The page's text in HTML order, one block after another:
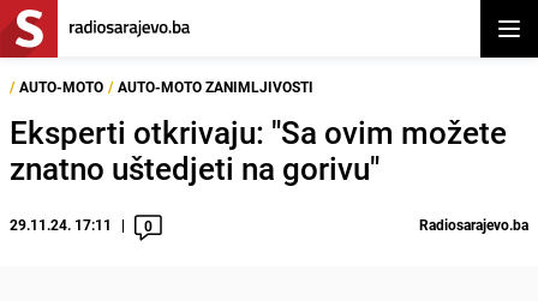
/ AUTO-MOTO / AUTO-MOTO ZANIMLJIVOSTI
Eksperti otkrivaju: "Sa ovim možete
znatno uštedjeti na gorivu"
29.11.24. 17:11 0 Radiosarajevo.ba